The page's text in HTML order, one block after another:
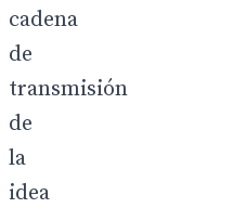
cadena
de
transmisión
de
la
idea